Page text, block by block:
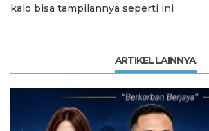
kalo bisa tampilannya seperti ini
ARTIKEL LAINNYA